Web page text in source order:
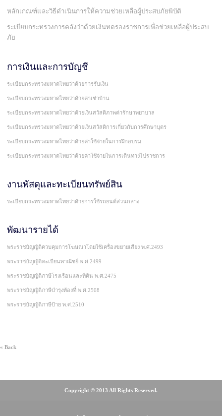
หลักเกณฑ์และวิธีดำเนินการให้ความช่วยเหลือผู้ประสบภัยพิบัติ
ระเบียบกระทรวงการคลังว่าด้วยเงินทดรองราชการเพื่อช่วยเหลือผู้ประสบ
ภัย
การเงินและการบัญชี
ระเบียบกระทรวงมหาดไทยว่าด้วยการรับเงิน
ระเบียบกระทรวงมหาดไทยว่าด้วยค่าเช่าบ้าน
ระเบียบกระทรวงมหาดไทยว่าด้วยเงินสวัสดิภาพค่ารักษาพยาบาล
ระเบียบกระทรวงมหาดไทยว่าด้วยเงินสวัสดิการเกี่ยวกับการศึกษาบุตร
ระเบียบกระทรวงมหาดไทยว่าด้วยค่าใช้จ่ายในการฝึกอบรม
ระเบียบกระทรวงมหาดไทยว่าด้วยค่าใช้จ่ายในการเดินทางไปราชการ
งานพัสดุและทะเบียนทรัพย์สิน
ระเบียบกระทรวงมหาดไทยว่าด้วยการใช้รถยนต์ส่วนกลาง
พัฒนารายได้
พระราชบัญญัติควบคุมการโฆษณาโดยใช้เครื่องขยายเสียง พ.ศ.2493
พระราชบัญญัติทะเบียนพาณิชย์ พ.ศ.2499
พระราชบัญญัติภาษีโรงเรือนและที่ดิน พ.ศ.2475
พระราชบัญญัติภาษีบำรุงท้องที่ พ.ศ.2508
พระราชบัญญัติภาษีป้าย พ.ศ.2510
« Back
Copyright © 2013 All Rights Reserved.